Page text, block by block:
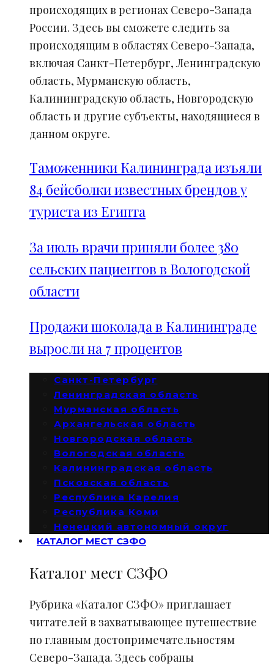
происходящих в регионах Северо-Запада
России. Здесь вы сможете следить за
происходящим в областях Северо-Запада,
включая Санкт-Петербург, Ленинградскую
область, Мурманскую область,
Калининградскую область, Новгородскую
область и другие субъекты, находящиеся в
данном округе.
Таможенники Калининграда изъяли
84 бейсболки известных брендов у
туриста из Египта
За июль врачи приняли более 380
сельских пациентов в Вологодской
области
Продажи шоколада в Калининграде
выросли на 7 процентов
Санкт-Петербург
Ленинградская область
Мурманская область
Архангельская область
Новгородская область
Вологодская область
Калининградская область
Псковская область
Республика Карелия
Республика Коми
Ненецкий автономный округ
КАТАЛОГ МЕСТ СЗФО
Каталог мест СЗФО
Рубрика «Каталог СЗФО» приглашает
читателей в захватывающее путешествие
по главным достопримечательностям
Северо-Запада. Здесь собраны